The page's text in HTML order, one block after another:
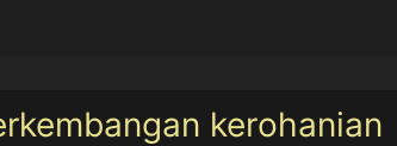
kerohanian